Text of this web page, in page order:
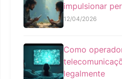
impulsionar
12/04/2026
Como
legalmente